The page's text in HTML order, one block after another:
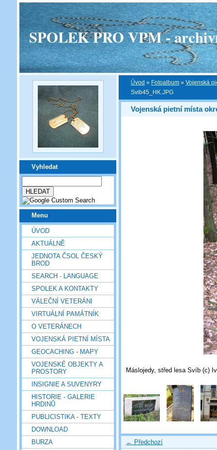
SPOLEK PRO VPM -
Vyhledat
Menu
ÚVOD
AKTUÁLNĚ
JEDNOTA ČSOL ČESKÝ
BROD
SEARCH - LANGUAGE
SPOLEK A KONTAKTY
VÁLEČNÍ VETERÁNI
VIRTUÁLNÍ PAMÁTNÍK
O VETERÁNECH
VOJENSKÁ PIETNÍ MÍSTA
GEOCACHING - MAPY
VOJENSKÉ OBJEKTY A
PROSTORY
INSIGNIE A SUVENYRY
HISTORIE - GALERIE
HRDINŮ
PUBLICISTIKA - TEXTY
DOWNLOAD
BURZA
Úvod » Fotoalbum » Vojenská
Svib45_HK.JPG
Vojenská pietní místa
Máslojedy, střed lesa Svíb (c)
← Předchozí